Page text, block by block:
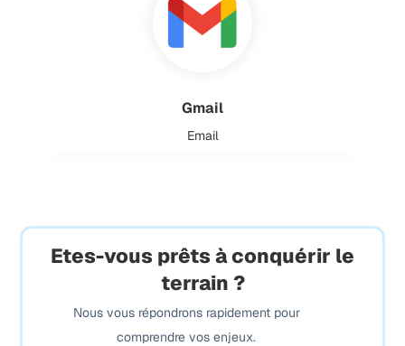
Gmail
Email
Etes-vous prêts à conquérir le
terrain ?
Nous vous répondrons rapidement pour
comprendre vos enjeux.